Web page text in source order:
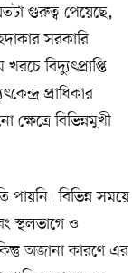
গুরুত্ব পেয়েছে,
সরকারি
বিদ্যুৎপ্রাপ্তি
প্রাধিকার
বিভিন্নমুখী
পায়নি। বিভিন্ন সময়ে
স্থলভাগে ও
অজানা কারণে এর